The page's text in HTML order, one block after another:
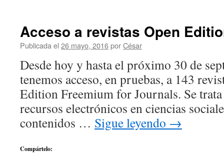
Acceso a revistas Open
Publicada el 26 mayo, 2016porCésar
Desde hoy y hasta el próximo 30 de
tenemos acceso, en pruebas, a 143
Edition Freemium for Journals. Se
recursos electrónicos en ciencias
contenidos … Sigue leyendo →
Compártelo: